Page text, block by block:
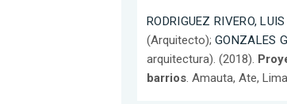
RODRIGUEZ RIVERO,
(Arquitecto); GONZALES
arquitectura). (2018).
barrios. Amauta, Ate,